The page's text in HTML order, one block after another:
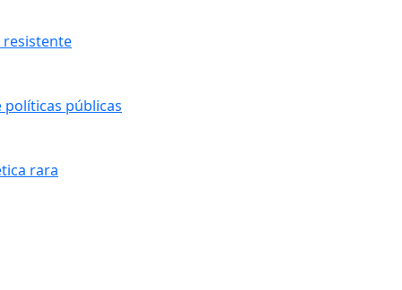
políticas públicas
rara